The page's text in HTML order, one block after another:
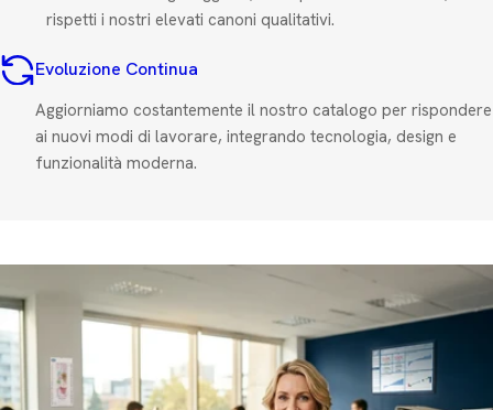
rispetti i nostri elevati canoni qualitativi.
Evoluzione Continua
Aggiorniamo costantemente il nostro catalogo per rispondere
ai nuovi modi di lavorare, integrando tecnologia, design e
funzionalità moderna.